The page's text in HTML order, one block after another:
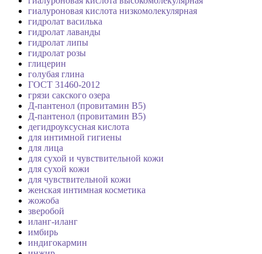
гиалуроновая кислота низкомолекулярная
гидролат василька
гидролат лаванды
гидролат липы
гидролат розы
глицерин
голубая глина
ГОСТ 31460-2012
грязи сакского озера
Д-пантенол (провитамин B5)
Д-пантенол (провитамин В5)
дегидроуксусная кислота
для интимной гигиены
для лица
для сухой и чувствительной кожи
для сухой кожи
для чувствительной кожи
женская интимная косметика
жожоба
зверобой
иланг-иланг
имбирь
индигокармин